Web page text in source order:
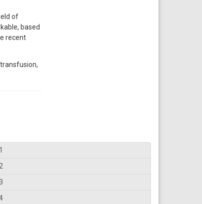
of
based
recent